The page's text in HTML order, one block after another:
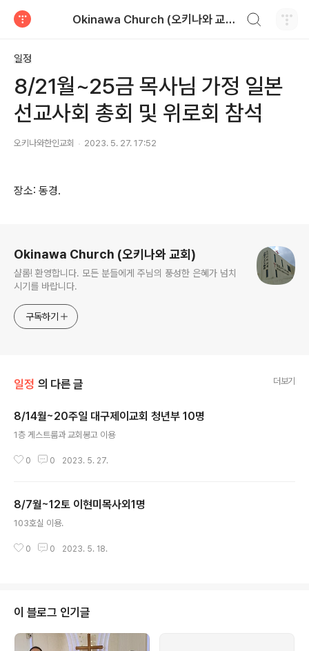
Okinawa Church (오키나와 교회)
일정
8/21월~25금 목사님 가정 일본
선교사회 총회 및 위로회 참석
오키나와한인교회 2023. 5. 27. 17:52
장소: 동경.
Okinawa Church (오키나와 교회)
샬롬! 환영합니다. 모든 분들에게 주님의 풍성한 은혜가 넘치
시기를 바랍니다.
구독하기
일정 의 다른 글 더보기
8/14월~20주일 대구제이교회 청년부 10명
1층 게스트룸과 교회봉고 이용
0 0 2023. 5. 27.
8/7월~12토 이현미목사외1명
103호실 이용.
0 0 2023. 5. 18.
이 블로그 인기글